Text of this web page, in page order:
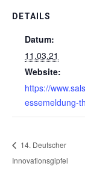
DETAILS
Datum:
11.03.21
Website:
https://
essemeldung-
14. Deutscher
Innovationsgipfel